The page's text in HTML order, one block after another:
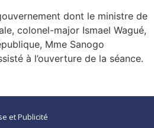
dont le ministre de
colonel-major Ismael Wagué,
Mme Sanogo
à l’ouverture de la séance.
et Publicité